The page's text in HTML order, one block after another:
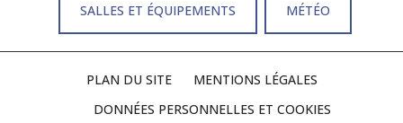
SALLES ET ÉQUIPEMENTS MÉTÉO
PLAN DU SITE
MENTIONS LÉGALES
DONNÉES PERSONNELLES ET COOKIES